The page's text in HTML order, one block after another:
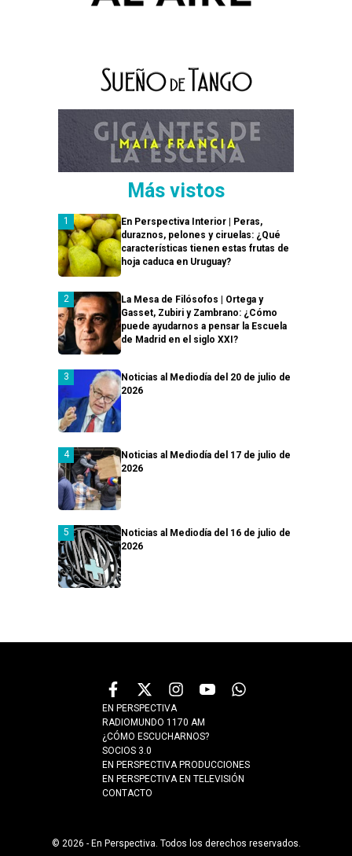
Más vistos
En Perspectiva Interior | Peras,
duraznos, pelones y ciruelas: ¿Qué
características tienen estas frutas de
hoja caduca en Uruguay?
La Mesa de Filósofos | Ortega y
Gasset, Zubiri y Zambrano: ¿Cómo
puede ayudarnos a pensar la Escuela
de Madrid en el siglo XXI?
Noticias al Mediodía del 20 de julio de
2026
Noticias al Mediodía del 17 de julio de
2026
Noticias al Mediodía del 16 de julio de
2026
EN PERSPECTIVA
RADIOMUNDO 1170 AM
¿CÓMO ESCUCHARNOS?
SOCIOS 3.0
EN PERSPECTIVA PRODUCCIONES
EN PERSPECTIVA EN TELEVISIÓN
CONTACTO
© 2026 - En Perspectiva. Todos los derechos reservados.